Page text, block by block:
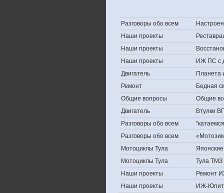
Разговоры обо всем
Наши проекты
Наши проекты
Наши проекты
ИЖ ПС с
Двигатель
Планета
Ремонт
Бедная
Общие вопросы
Общие
Двигатель
Втулки
Разговоры обо всем
Разговоры обо всем
Мотоциклы Тула
Мотоциклы Тула
Тула ТМЗ
Наши проекты
Ремонт
Наши проекты
ИЖ-